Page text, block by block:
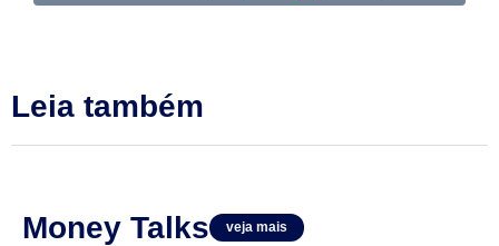
Leia também
Money Talks veja mais